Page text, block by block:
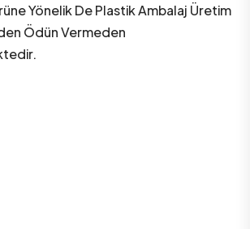
Yönelik De Plastik Ambalaj Üretim
Ödün Vermeden